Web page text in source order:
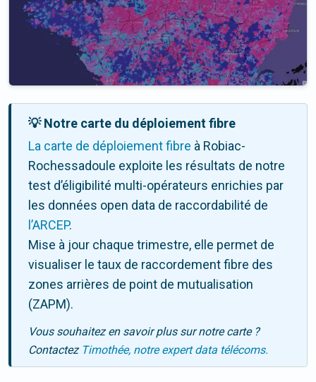
💡 Notre carte du déploiement fibre
La carte de déploiement fibre à Robiac-
Rochessadoule exploite les résultats de notre
test d’éligibilité multi-opérateurs enrichies par
les données open data de raccordabilité de
l’ARCEP.
Mise à jour chaque trimestre, elle permet de
visualiser le taux de raccordement fibre des
zones arrières de point de mutualisation
(ZAPM).
Vous souhaitez en savoir plus sur notre carte ?
Contactez Timothée, notre expert data télécoms.